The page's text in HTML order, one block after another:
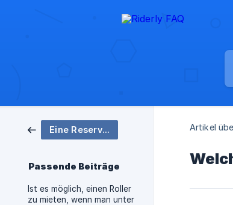
Eine Reservierung vornehmen
Passende Beiträge
Ist es möglich, einen Roller
zu mieten, wenn man unter
Artikel